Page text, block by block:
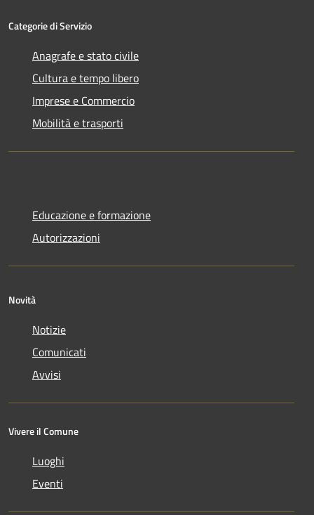
Categorie di Servizio
Anagrafe e stato civile
Cultura e tempo libero
Imprese e Commercio
Mobilità e trasporti
Educazione e formazione
Autorizzazioni
Novità
Notizie
Comunicati
Avvisi
Vivere il Comune
Luoghi
Eventi